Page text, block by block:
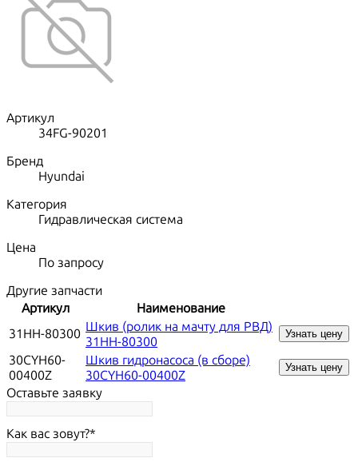
Артикул
34FG-90201
Бренд
Hyundai
Категория
Гидравлическая система
Цена
По запросу
Другие запчасти
Артикул
Наименование
31HH-80300 Шкив (ролик на мачту для РВД)
31HH-80300
Узнать цену
30CYH60-
00400Z
Шкив гидронасоса (в сборе)
30CYH60-00400Z
Узнать цену
Оставьте заявку
Как вас зовут?